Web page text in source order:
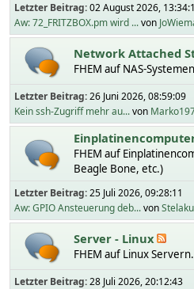
Letzter Beitrag:02 August 2026,
Aw: 72_FRITZBOX.pm wird ...von
Network Attached
FHEM auf NAS-
Letzter Beitrag:26 Juni 2026, 08:59:09
Kein ssh-Zugriff mehr au...von
FHEM auf
Beagle Bone, etc.)
Letzter Beitrag:25 Juli 2026, 09:28:11
Aw: GPIO Ansteuerung deb...vonStelaku
Server - Linux
FHEM auf Linux Servern.
Letzter Beitrag:28 Juli 2026, 20:12:43